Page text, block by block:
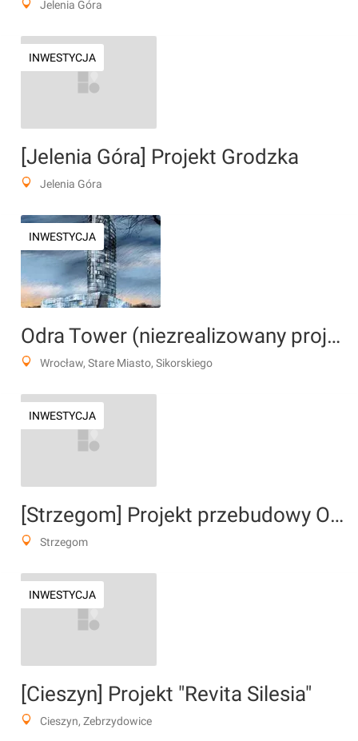
Jelenia Góra
INWESTYCJA
[Jelenia Góra] Projekt Grodzka
Jelenia Góra
INWESTYCJA
Odra Tower (niezrealizowany projekt)
Wrocław, Stare Miasto, Sikorskiego
INWESTYCJA
[Strzegom] Projekt przebudowy OSiR
Strzegom
INWESTYCJA
[Cieszyn] Projekt "Revita Silesia"
Cieszyn, Zebrzydowice